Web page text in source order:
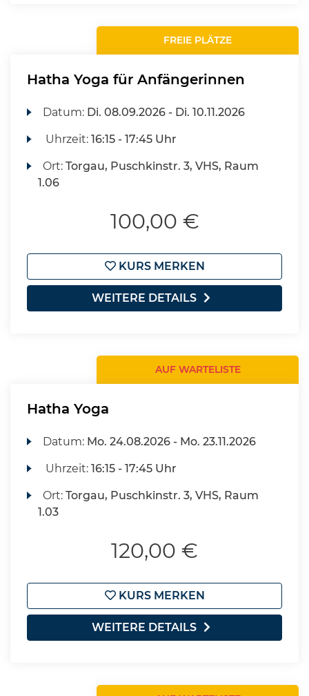
FREIE PLÄTZE
Hatha Yoga für Anfängerinnen
Datum: Di. 08.09.2026 - Di. 10.11.2026
Uhrzeit:16:15 - 17:45 Uhr
Ort:Torgau, Puschkinstr. 3, VHS, Raum
1.06
100,00 €
KURS MERKEN
WEITERE DETAILS
AUF WARTELISTE
Hatha Yoga
Datum: Mo. 24.08.2026 - Mo. 23.11.2026
Uhrzeit:16:15 - 17:45 Uhr
Ort:Torgau, Puschkinstr. 3, VHS, Raum
1.03
120,00 €
KURS MERKEN
WEITERE DETAILS